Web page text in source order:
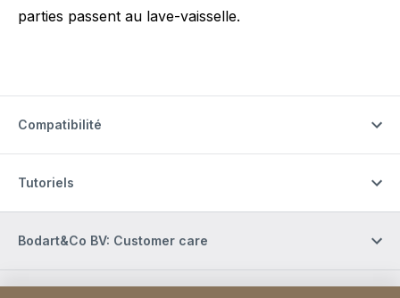
parties passent au lave-vaisselle.
Compatibilité
Tutoriels
Bodart&Co BV: Customer care